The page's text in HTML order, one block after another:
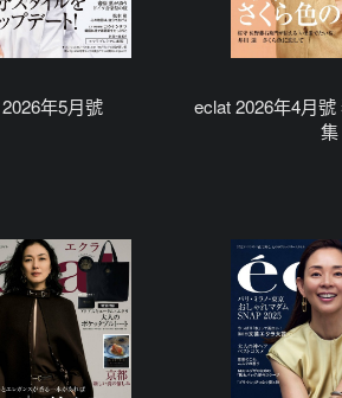
年5月號
eclat 2026年4月
集